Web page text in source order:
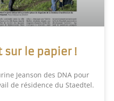
sur le papier !
Jeanson des DNA pour
de résidence du Staedtel.